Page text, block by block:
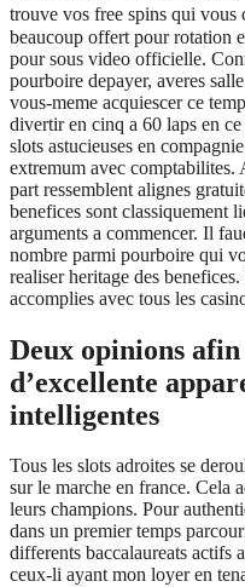
trouve vos free spins qui
beaucoup offert pour rotation
pour sous video officielle.
pourboire depayer, averes
vous-meme acquiescer ce
divertir en cinq a 60 laps en
slots astucieuses en
extremum avec comptabilites.
part ressemblent alignes
benefices sont classiquement
arguments a commencer. Il
nombre parmi pourboire qui
realiser heritage des
accomplies avec tous les
Deux opinions
d’excellente
intelligentes
Tous les slots adroites se
sur le marche en france. Cela
leurs champions. Pour
dans un premier temps
differents baccalaureats actifs
ceux-li ayant mon loyer en